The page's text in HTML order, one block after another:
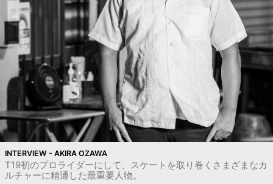
INTERVIEW - AKIRA OZAWA
T19初のプロライダーにして、スケートを取り巻くさまざまなカ
ルチャーに精通した最重要人物。